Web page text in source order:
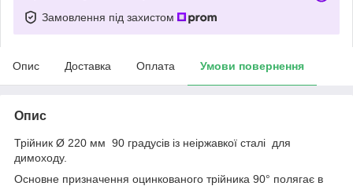
Замовлення під захистом
Опис Доставка Оплата Умови повернення
Опис
Трійник Ø 220 мм 90 градусів із неіржавкої сталі для
димоходу.
Основне призначення оцинкованого трійника 90° полягає в